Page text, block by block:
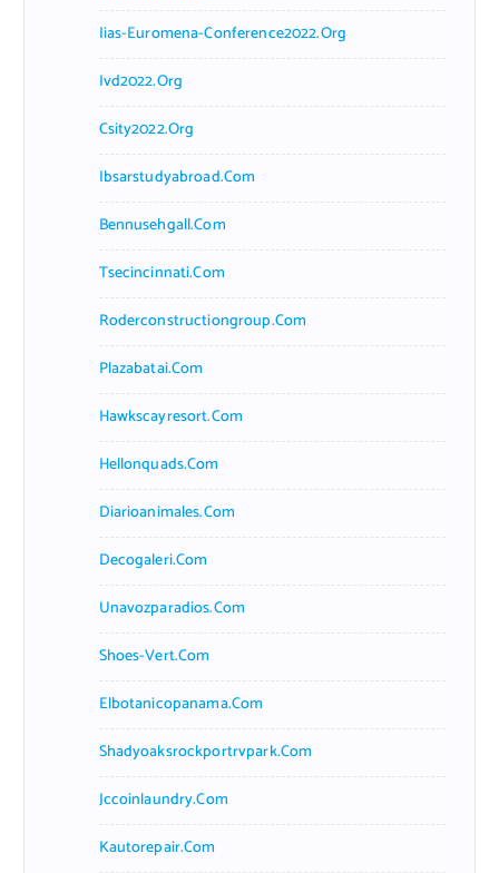
Iias-Euromena-Conference2022.org
Ivd2022.org
Csity2022.org
Ibsarstudyabroad.com
Bennusehgall.com
Tsecincinnati.com
Roderconstructiongroup.com
Plazabatai.com
Hawkscayresort.com
Hellonquads.com
Diarioanimales.com
Decogaleri.com
Unavozparadios.com
Shoes-Vert.com
Elbotanicopanama.com
Shadyoaksrockportrvpark.com
Jccoinlaundry.com
Kautorepair.com